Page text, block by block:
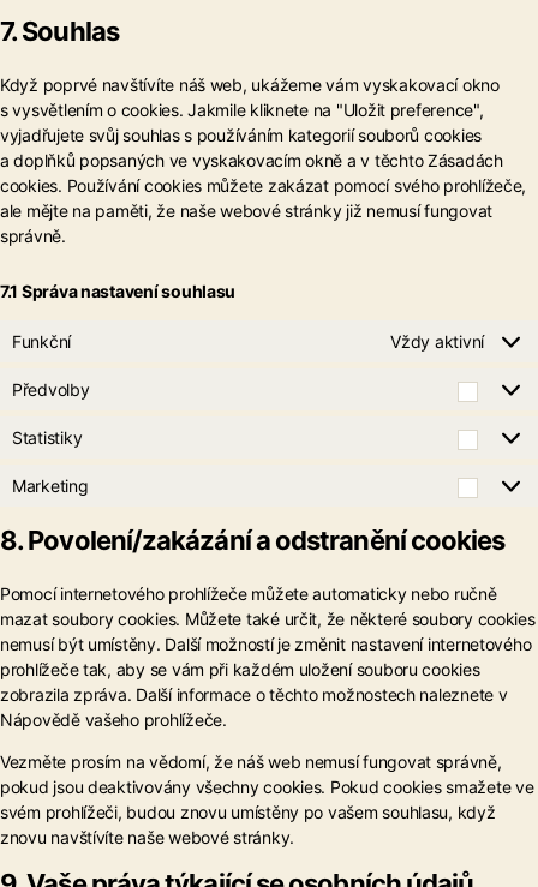
7. Souhlas
Když poprvé navštívíte náš web, ukážeme vám vyskakovací okno
s vysvětlením o cookies. Jakmile kliknete na "Uložit preference",
vyjadřujete svůj souhlas s používáním kategorií souborů cookies
a doplňků popsaných ve vyskakovacím okně a v těchto Zásadách
cookies. Používání cookies můžete zakázat pomocí svého prohlížeče,
ale mějte na paměti, že naše webové stránky již nemusí fungovat
správně.
7.1 Správa nastavení souhlasu
Funkční Vždy aktivní
Předvolby
Statistiky
Marketing
8. Povolení/zakázání a odstranění cookies
Pomocí internetového prohlížeče můžete automaticky nebo ručně
mazat soubory cookies. Můžete také určit, že některé soubory cookies
nemusí být umístěny. Další možností je změnit nastavení internetového
prohlížeče tak, aby se vám při každém uložení souboru cookies
zobrazila zpráva. Další informace o těchto možnostech naleznete v
Nápovědě vašeho prohlížeče.
Vezměte prosím na vědomí, že náš web nemusí fungovat správně,
pokud jsou deaktivovány všechny cookies. Pokud cookies smažete ve
svém prohlížeči, budou znovu umístěny po vašem souhlasu, když
znovu navštívíte naše webové stránky.